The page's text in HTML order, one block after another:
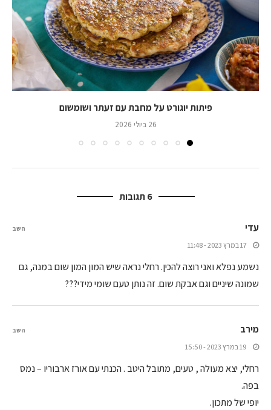
פיתות יוגורט על מחבת עם זעתר ושומשום
26 ביולי 2026
6 תגובות
עדי
17 במרץ 2023 - 11:48
נשמע נפלא ואני רוצה להכין. רחלי נראה שיש המון המון שום במנה, גם
שמונה שיניים וגם אבקת שום. זה נותן טעם שומי מידי???
השב
מירב
19 במרץ 2023 - 15:50
רחלי, יצא מעולה , טעים, מתובל היטב . הכנתי עם אורז ארבוריו – נמס
בפה.
יופי של מתכון.
השב